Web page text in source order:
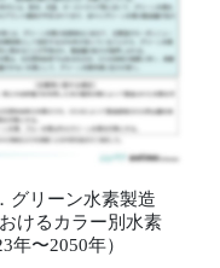
グリーン水素製造
けるカラー別水素
〜2050年）